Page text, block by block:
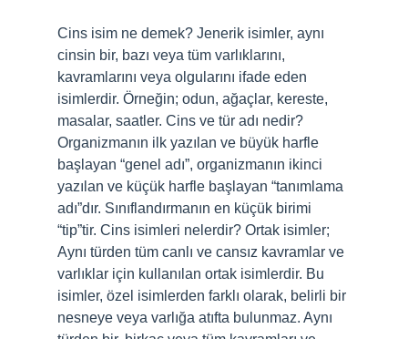
Cins isim ne demek? Jenerik isimler, aynı
cinsin bir, bazı veya tüm varlıklarını,
kavramlarını veya olgularını ifade eden
isimlerdir. Örneğin; odun, ağaçlar, kereste,
masalar, saatler. Cins ve tür adı nedir?
Organizmanın ilk yazılan ve büyük harfle
başlayan “genel adı”, organizmanın ikinci
yazılan ve küçük harfle başlayan “tanımlama
adı”dır. Sınıflandırmanın en küçük birimi
“tip”tir. Cins isimleri nelerdir? Ortak isimler;
Aynı türden tüm canlı ve cansız kavramlar ve
varlıklar için kullanılan ortak isimlerdir. Bu
isimler, özel isimlerden farklı olarak, belirli bir
nesneye veya varlığa atıfta bulunmaz. Aynı